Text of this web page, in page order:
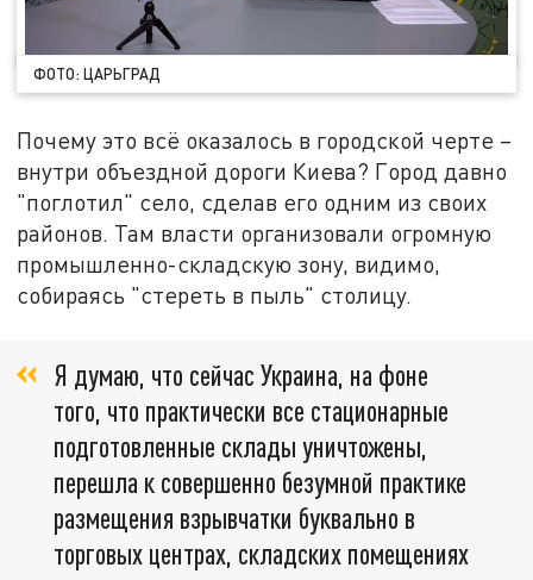
ФОТО: ЦАРЬГРАД
Почему это всё оказалось в городской черте –
внутри объездной дороги Киева? Город давно
"поглотил" село, сделав его одним из своих
районов. Там власти организовали огромную
промышленно-складскую зону, видимо,
собираясь "стереть в пыль" столицу.
Я думаю, что сейчас Украина, на фоне
того, что практически все стационарные
подготовленные склады уничтожены,
перешла к совершенно безумной практике
размещения взрывчатки буквально в
торговых центрах, складских помещениях